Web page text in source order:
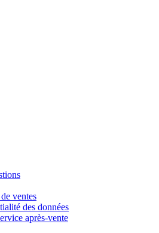
ventes
des données
après-vente